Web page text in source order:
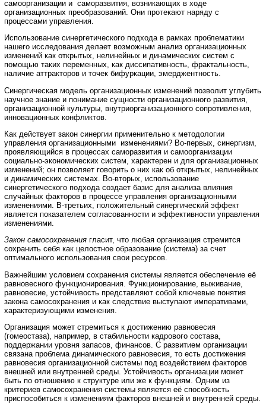
самоорганизации и саморазвития, возникающих в ходе
организационных преобразований. Они протекают наряду с
процессами управления.
Использование синергетического подхода в рамках проблематики
нашего исследования делает возможным анализ организационных
изменений как открытых, нелинейных и динамических систем с
помощью таких переменных, как диссипативность, фрактальность,
наличие аттракторов и точек бифуркации, эмерджентность.
Синергическая модель организационных изменений позволит углубить
научное знание и понимание сущности организационного развития,
организационной культуры, внутриорганизационного сопротивления,
инновационных конфликтов.
Как действует закон синергии применительно к методологии
управления организационными изменениями? Во-первых, синергизм,
проявляющийся в процессах саморазвития и самоорганизации
социально-экономических систем, характерен и для организационных
изменений; он позволяет говорить о них как об открытых, нелинейных
и динамических системах. Во-вторых, использование
синергетического подхода создает базис для анализа влияния
случайных факторов в процессе управления организационными
изменениями. В-третьих, положительный синергический эффект
является показателем согласованности и эффективности управления
изменениями.
Закон самосохранения гласит, что любая организация стремится
сохранить себя как целостное образование (система) за счет
оптимального использования свои ресурсов.
Важнейшим условием сохранения системы является обеспечение её
равновесного функционирования. Функционирование, выживание,
равновесие, устойчивость представляют собой ключевые понятия
закона самосохранения и как следствие выступают императивами,
характеризующими изменения.
Организация может стремиться к достижению равновесия
(гомеостаза), например, в стабильности кадрового состава,
поддержании уровня запасов, финансов. С развитием организации
связана проблема динамического равновесия, то есть достижения
равновесия организационной системы под воздействием факторов
внешней или внутренней среды. Устойчивость организации может
быть по отношению к структуре или же к функциям. Одним из
критериев самосохранения системы является её способность
приспособиться к изменениям факторов внешней и внутренней среды.